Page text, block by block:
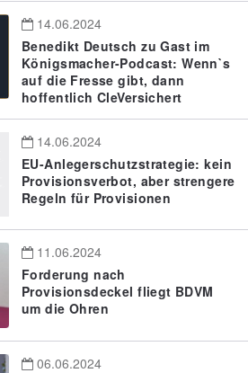
14.06.2024
Benedikt Deutsch zu Gast im
Königsmacher-Podcast: Wenn`s
auf die Fresse gibt, dann
hoffentlich CleVersichert
14.06.2024
EU-Anlegerschutzstrategie: kein
Provisionsverbot, aber strengere
Regeln für Provisionen
11.06.2024
Forderung nach
Provisionsdeckel fliegt BDVM
um die Ohren
06.06.2024